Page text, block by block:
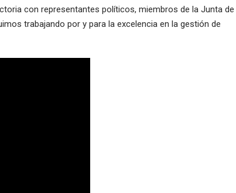
con representantes políticos, miembros de la Junta de
trabajando por y para la excelencia en la gestión de